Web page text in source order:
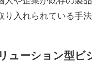
入れられている手法
ューション型